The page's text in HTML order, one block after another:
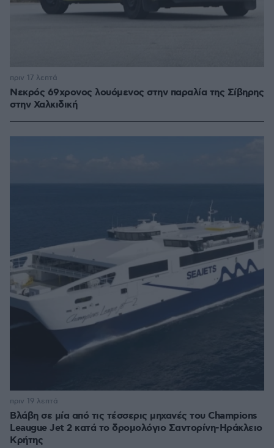
Νεκρός 69χρονος λουόμενος στην παραλία της Σίβηρης
στην Χαλκιδική
πριν 17 λεπτά
Βλάβη σε μία από τις τέσσερις μηχανές του Champions
Leaugue Jet 2 κατά το δρομολόγιο Σαντορίνη-Ηράκλειο
Κρήτης
πριν 19 λεπτά